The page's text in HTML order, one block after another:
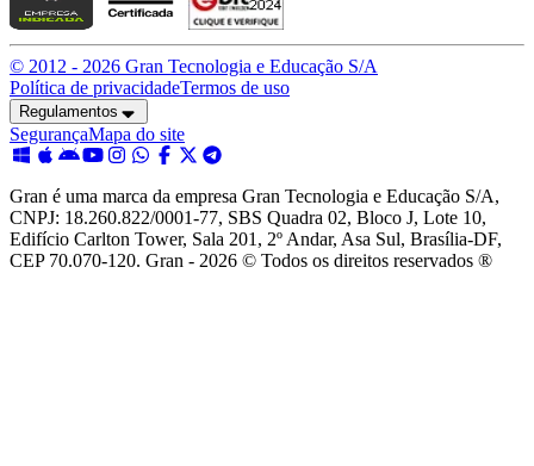
© 2012 - 2026 Gran Tecnologia e Educação S/A
Política de privacidadeTermos de uso
Regulamentos
SegurançaMapa do site
Gran é uma marca da empresa Gran Tecnologia e Educação S/A,
CNPJ: 18.260.822/0001-77, SBS Quadra 02, Bloco J, Lote 10,
Edifício Carlton Tower, Sala 201, 2º Andar, Asa Sul, Brasília-DF,
CEP 70.070-120. Gran - 2026 © Todos os direitos reservados ®